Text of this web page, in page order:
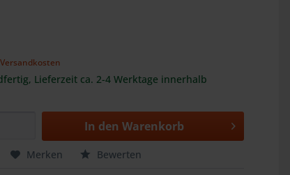
Lieferzeit ca. 2-4 Werktage innerhalb
In den Warenkorb
Merken Bewerten